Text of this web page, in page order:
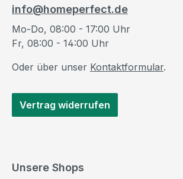
info@homeperfect.de
Mo-Do, 08:00 - 17:00 Uhr
Fr, 08:00 - 14:00 Uhr
Oder über unser Kontaktformular.
Vertrag widerrufen
Unsere Shops